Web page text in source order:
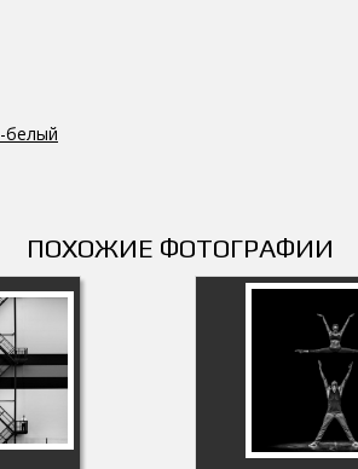
белый
ПОХОЖИЕ ФОТОГРАФИИ